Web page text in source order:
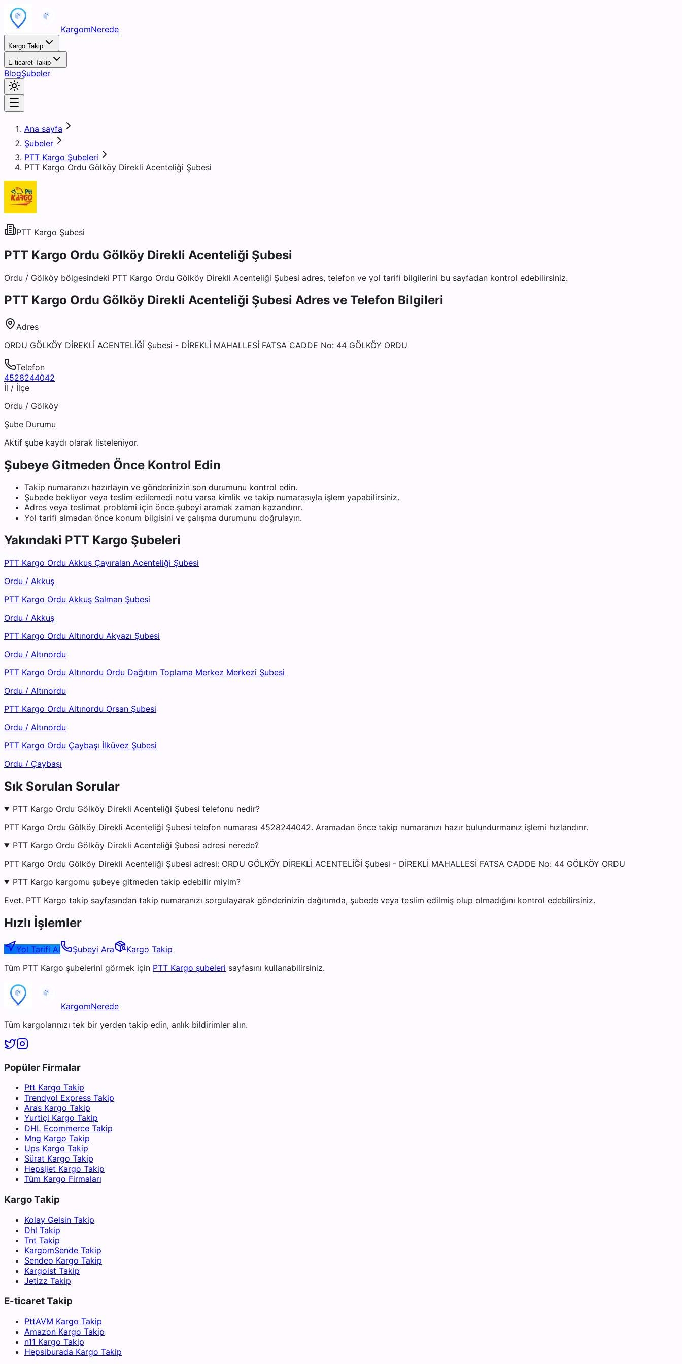
KargomNerede
Kargo Takip
E-ticaret Takip
BlogŞubeler
Ana sayfa
Şubeler
PTT Kargo Şubeleri
PTT Kargo Ordu Gölköy Direkli Acenteliği Şubesi
PTT Kargo Şubesi
PTT Kargo Ordu Gölköy Direkli Acenteliği Şubesi
Ordu / Gölköy bölgesindeki PTT Kargo Ordu Gölköy Direkli Acenteliği Şubesi adres, telefon ve yol tarifi bilgilerini bu sayfadan kontrol edebilirsiniz.
PTT Kargo Ordu Gölköy Direkli Acenteliği Şubesi Adres ve Telefon Bilgileri
Adres
ORDU GÖLKÖY DİREKLİ ACENTELİĞİ Şubesi - DİREKLİ MAHALLESİ FATSA CADDE No: 44 GÖLKÖY ORDU
Telefon
4528244042
İl / İlçe
Ordu / Gölköy
Şube Durumu
Aktif şube kaydı olarak listeleniyor.
Şubeye Gitmeden Önce Kontrol Edin
Takip numaranızı hazırlayın ve gönderinizin son durumunu kontrol edin.
Şubede bekliyor veya teslim edilemedi notu varsa kimlik ve takip numarasıyla işlem yapabilirsiniz.
Adres veya teslimat problemi için önce şubeyi aramak zaman kazandırır.
Yol tarifi almadan önce konum bilgisini ve çalışma durumunu doğrulayın.
Yakındaki PTT Kargo Şubeleri
PTT Kargo Ordu Akkuş Çayıralan Acenteliği Şubesi
Ordu / Akkuş
PTT Kargo Ordu Akkuş Salman Şubesi
Ordu / Akkuş
PTT Kargo Ordu Altınordu Akyazı Şubesi
Ordu / Altınordu
PTT Kargo Ordu Altınordu Ordu Dağıtım Toplama Merkez Merkezi Şubesi
Ordu / Altınordu
PTT Kargo Ordu Altınordu Orsan Şubesi
Ordu / Altınordu
PTT Kargo Ordu Çaybaşı İlküvez Şubesi
Ordu / Çaybaşı
Sık Sorulan Sorular
PTT Kargo Ordu Gölköy Direkli Acenteliği Şubesi telefonu nedir?
PTT Kargo Ordu Gölköy Direkli Acenteliği Şubesi telefon numarası 4528244042. Aramadan önce takip numaranızı hazır bulundurmanız işlemi hızlandırır.
PTT Kargo Ordu Gölköy Direkli Acenteliği Şubesi adresi nerede?
PTT Kargo Ordu Gölköy Direkli Acenteliği Şubesi adresi: ORDU GÖLKÖY DİREKLİ ACENTELİĞİ Şubesi - DİREKLİ MAHALLESİ FATSA CADDE No: 44 GÖLKÖY ORDU
PTT Kargo kargomu şubeye gitmeden takip edebilir miyim?
Evet. PTT Kargo takip sayfasından takip numaranızı sorgulayarak gönderinizin dağıtımda, şubede veya teslim edilmiş olup olmadığını kontrol edebilirsiniz.
Hızlı İşlemler
Yol Tarifi Al Şubeyi Ara
Kargo Takip
Tüm PTT Kargo şubelerini görmek için PTT Kargo şubeleri sayfasını kullanabilirsiniz.
KargomNerede
Tüm kargolarınızı tek bir yerden takip edin, anlık bildirimler alın.
Popüler Firmalar
Ptt Kargo Takip
Trendyol Express Takip
Aras Kargo Takip
Yurtiçi Kargo Takip
DHL Ecommerce Takip
Mng Kargo Takip
Ups Kargo Takip
Sürat Kargo Takip
Hepsijet Kargo Takip
Tüm Kargo Firmaları
Kargo Takip
Kolay Gelsin Takip
Dhl Takip
Tnt Takip
KargomSende Takip
Sendeo Kargo Takip
Kargoist Takip
Jetizz Takip
E-ticaret Takip
PttAVM Kargo Takip
Amazon Kargo Takip
n11 Kargo Takip
Hepsiburada Kargo Takip